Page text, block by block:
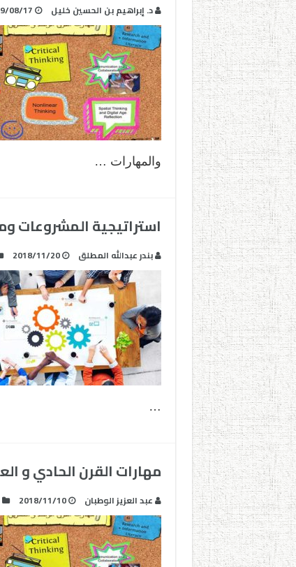
د. إبراهيم بن الحسين خليل 08/17
والمهارات …
استراتيجية المشروعات
بندر عبدالله المطلق 2018/11/20
…
مهارات القرن الحادي و
عبد العزيز الوطبان‎ 2018/11/10